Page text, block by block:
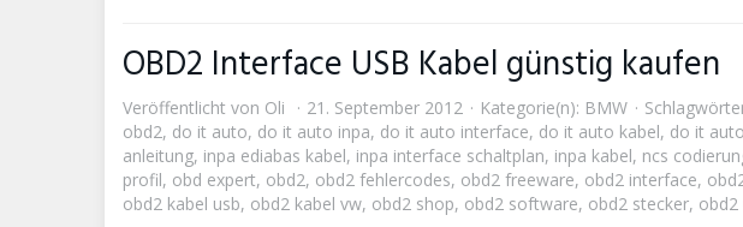
OBD2 Interface USB Kabel günstig kaufen
Veröffentlicht von Oli 21. September 2012 Kategorie(n): BMW
obd2, do it auto, do it auto inpa, do it auto interface, do it auto kabel, do it
anleitung, inpa ediabas kabel, inpa interface schaltplan, inpa kabel, ncs
profil, obd expert, obd2, obd2 fehlercodes, obd2 freeware, obd2 interface,
obd2 kabel usb, obd2 kabel vw, obd2 shop, obd2 software, obd2 stecker, obd2